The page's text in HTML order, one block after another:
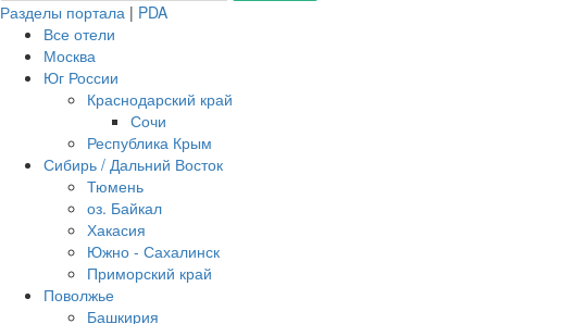
Разделы портала | PDA
Все отели
Москва
Юг России
Краснодарский край
Сочи
Республика Крым
Сибирь / Дальний Восток
Тюмень
оз. Байкал
Хакасия
Южно - Сахалинск
Приморский край
Поволжье
Башкирия